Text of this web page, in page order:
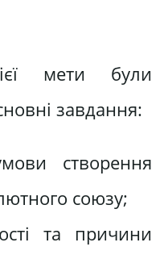
мети були
завдання:
створення
союзу;
та причини